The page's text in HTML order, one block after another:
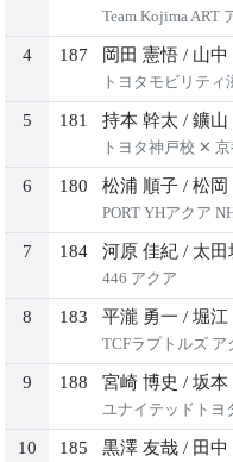
Team Kojima ART
4 187 岡田 憲悟 / 山中
トヨタモビリティ
5 181 持本 幹太 / 鑛山
トヨタ神戸校 ✕
6 180 松浦 順子 / 松岡
PORT YHアクア
7 184 河原 佳紀 / 太田
446 アクア
8 183 平瀧 勇一 / 堀江
TCFラプトルズ ア
9 188 宮崎 博史 / 坂本
ユナイテッドトヨ
10 185 黒澤 友哉 / 田中